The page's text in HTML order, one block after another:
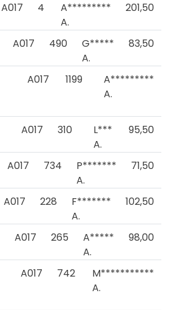
A017 4
A*********
A.
201,50
A017 490
G*****
A.
83,50
A017 1199
A*********
A.
A017 310
L***
A.
95,50
A017 734
P*******
A.
71,50
A017 228
F*******
A.
102,50
A017 265
A*****
A.
98,00
A017 742
M***********
A.